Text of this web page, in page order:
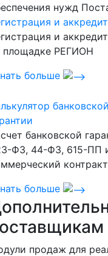
нужд
и
и
площадке РЕГИОН
больше
банковской
банковской
ФЗ, 44-ФЗ, 615-ПП
контракт
больше
продаж для